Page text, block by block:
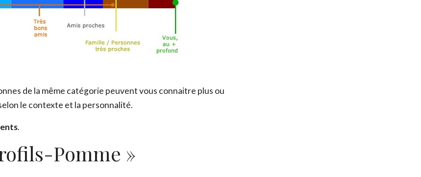
de la même catégorie peuvent vous connaitre plus ou
le contexte et la personnalité.
.
Pomme »